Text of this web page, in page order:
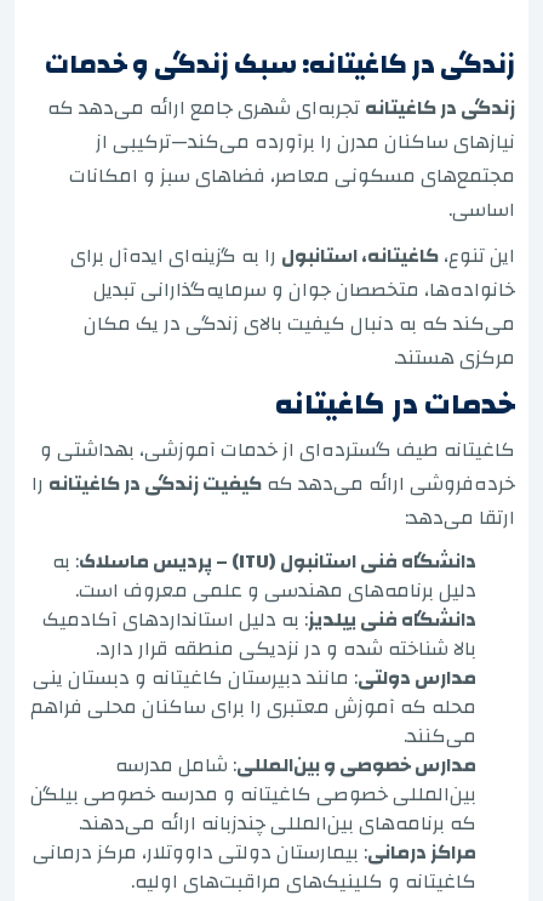
زندگی در کاغیتانه: سبک زندگی و خدمات
زندگی در کاغیتانهتجربه‌ای شهری جامع ارائه می‌دهد که
نیازهای ساکنان مدرن را برآورده می‌کند—ترکیبی از
مجتمع‌های مسکونی معاصر، فضاهای سبز و امکانات
اساسی.
این تنوع،کاغیتانه، استانبول را به گزینه‌ای ایده‌آل برای
خانواده‌ها، متخصصان جوان و سرمایه‌گذارانی تبدیل
می‌کند که به دنبال کیفیت بالای زندگی در یک مکان
مرکزی هستند.
خدمات در کاغیتانه
کاغیتانه طیف گسترده‌ای از خدمات آموزشی، بهداشتی و
خرده‌فروشی ارائه می‌دهد کهکیفیت زندگی در کاغیتانه را
ارتقا می‌دهد:
دانشگاه فنی استانبول (ITU) – پردیس ماسلاک
: به
دلیل برنامه‌های مهندسی و علمی معروف است.
دانشگاه فنی ییلدیز: به دلیل استانداردهای آکادمیک
بالا شناخته شده و در نزدیکی منطقه قرار دارد.
مدارس دولتی: مانند دبیرستان کاغیتانه و دبستان ینی
محله که آموزش معتبری را برای ساکنان محلی فراهم
می‌کنند.
مدارس خصوصی و بین‌المللی: شامل مدرسه
بین‌المللی خصوصی کاغیتانه و مدرسه خصوصی بیلگن
که برنامه‌های بین‌المللی چندزبانه ارائه می‌دهند.
مراکز درمانی: بیمارستان دولتی داووتلار، مرکز درمانی
کاغیتانه و کلینیک‌های مراقبت‌های اولیه.